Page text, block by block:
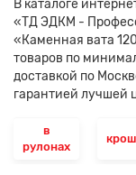
В каталоге
«ТД ЭДКМ -
«Каменная вата
товаров по
доставкой по
гарантией лучшей
в
рулонах